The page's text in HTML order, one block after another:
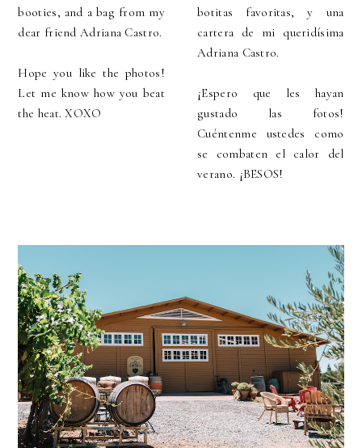
booties, and a bag from my
dear friend Adriana Castro.
Hope you like the photos!
Let me know how you beat
the heat. XOXO
botitas favoritas, y una
cartera de mi queridísima
Adriana Castro.
¡Espero que les hayan
gustado las fotos!
Cuéntenme ustedes como
se combaten el calor del
verano. ¡BESOS!